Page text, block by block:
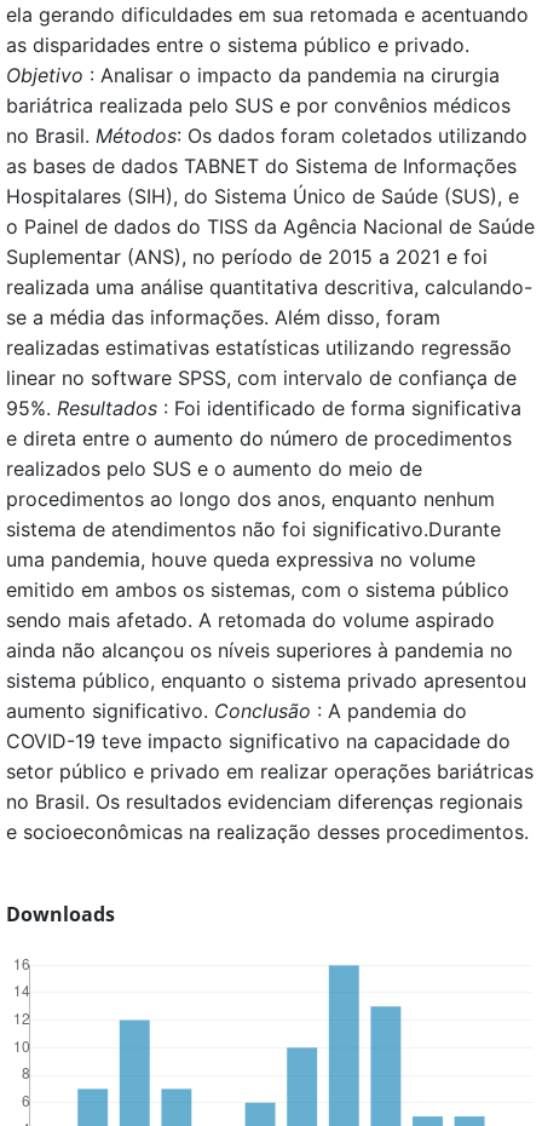
ela gerando dificuldades em sua retomada e acentuando
as disparidades entre o sistema público e privado.
Objetivo : Analisar o impacto da pandemia na cirurgia
bariátrica realizada pelo SUS e por convênios médicos
no Brasil. Métodos: Os dados foram coletados utilizando
as bases de dados TABNET do Sistema de Informações
Hospitalares (SIH), do Sistema Único de Saúde (SUS), e
o Painel de dados do TISS da Agência Nacional de Saúde
Suplementar (ANS), no período de 2015 a 2021 e foi
realizada uma análise quantitativa descritiva, calculando-
se a média das informações. Além disso, foram
realizadas estimativas estatísticas utilizando regressão
linear no software SPSS, com intervalo de confiança de
95%. Resultados : Foi identificado de forma significativa
e direta entre o aumento do número de procedimentos
realizados pelo SUS e o aumento do meio de
procedimentos ao longo dos anos, enquanto nenhum
sistema de atendimentos não foi significativo.Durante
uma pandemia, houve queda expressiva no volume
emitido em ambos os sistemas, com o sistema público
sendo mais afetado. A retomada do volume aspirado
ainda não alcançou os níveis superiores à pandemia no
sistema público, enquanto o sistema privado apresentou
aumento significativo. Conclusão : A pandemia do
COVID-19 teve impacto significativo na capacidade do
setor público e privado em realizar operações bariátricas
no Brasil. Os resultados evidenciam diferenças regionais
e socioeconômicas na realização desses procedimentos.
Downloads